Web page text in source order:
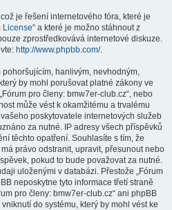
je řešení internetového fóra, které je
License“ a které je možno stáhnout z
zprostředkovává internetové diskuze.
http://www.phpbb.com/.
hanlivým, nevhodným,
by mohl porušovat platné zákony ve
pro členy: bmw7er-club.cz“, nebo
může vést k okamžitému a trvalému
poskytovatele internetových služeb
za nutné. IP adresy všech příspěvků
těchto opatření. Souhlasíte s tím, že
právo odstranit, upravit, přesunout nebo
pokud to bude považovat za nutné.
uloženými v databázi. Přestože „Fórum
neposkytne tyto informace třetí straně
pro členy: bmw7er-club.cz“ ani phpBB
do systému, který by mohl vést ke